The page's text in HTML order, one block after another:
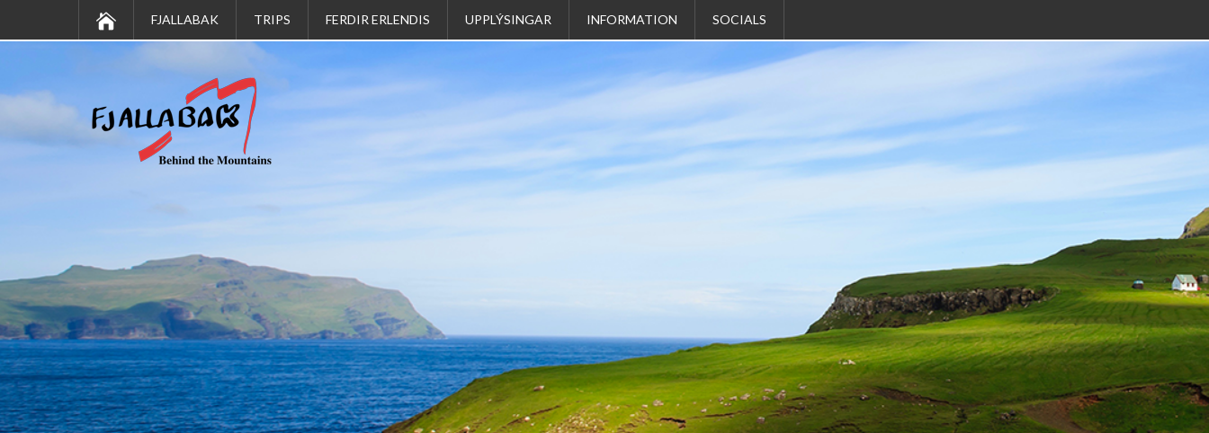
FJALLABAK TRIPS FERDIR ERLENDIS UPPLÝSINGAR INFORMATION SOCIALS